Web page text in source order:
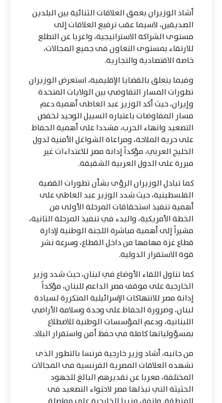
أشاد الوزيران بعمق العلاقات الثنائية بين البلدين
الصديقين، لاسيما عقب ترفيع العلاقات إلى
مستوى الشراكة الاستراتيجية، واعربا عن التطلع
للارتقاء بمستوى التعاون فى جميع المجالات،
خاصة الاقتصادية والتجارية.
وفيما يتعلق بالقضايا الإقليمية، استعرض الوزيران
تطورات المسار التفاوضي بين الولايات المتحدة
وإيران، حيث أكد الوزير عبد العاطى أهمية دعم
مسار المفاوضات باعتباره السبيل الوحيد لخفض
التصعيد وانهاء الحرب، مشددا على أهمية الحفاظ
على حرية الملاحة، ومراعاة الشواغل الأمنية لدول
الخليج العربي، مؤكداً إدانة مصر للاعتداءات غير
مبررة على الدول العربية الشقيقة.
كما تبادل الوزيران الرؤى بشأن تطورات القضية
الفلسطينية، حيث شدد الوزير عبد العاطي على
أهمية تنفيذ استحقاقات المرحلة الأولى من
الخطة الأمريكية، والبدء في تنفيذ المرحلة الثانية،
مشيراً إلى أهمية مباشرة اللجنة الوطنية لإدارة
قطاع غزة مهامها من داخل القطاع، وسرعة نشر
قوة الاستقرار الدولية.
كما تناول اللقاء الأوضاع في لبنان، حيث شدد وزير
الخارجية على موقف مصر الداعم للبنان، مؤكداً
إدانة مصر للانتهاكات الإسرائيلية المتكررة لسيادة
لبنان، وضرورة الحفاظ على وحدة وسلامة الأراضي
اللبنانية، ودعم المؤسسات الوطنية للاضطلاع
بمسؤولياتها كاملة في حفظ أمن واستقرار البلاد.
من جانبه، أشاد وزير خارجية فرنسا بالتطور الذى
تشهده العلاقات المصرية الفرنسية فى المجالات
المختلفة، معربا عن تقديرهم البالغ للجهود
الحثيثة التي تبذلها مصر لاحتواء التصعيد فى